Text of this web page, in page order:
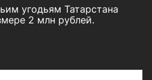
угодьям Татарстана
2 млн рублей.